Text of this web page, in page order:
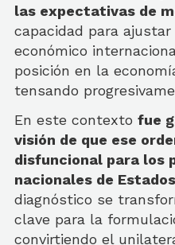
las expectativas de
capacidad para
económico
posición en la
tensando
En este contexto fue
visión de que ese
disfuncional para los
nacionales de
diagnóstico se
clave para la
convirtiendo el